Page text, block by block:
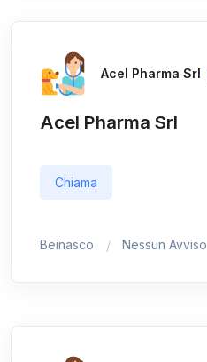
Acel Pharma Srl
Acel Pharma Srl
Chiama
Beinasco Nessun Avviso